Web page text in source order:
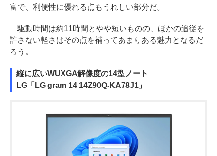
富で、利便性に優れる点もうれしい部分だ。
駆動時間は約11時間とやや短いものの、ほかの追従を
許さない軽さはその点を補ってあまりある魅力となるだ
ろう。
縦に広いWUXGA解像度の14型ノート
LG「LG gram 14 14Z90Q-KA78J1」